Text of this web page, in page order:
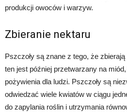
produkcji owoców i warzyw.
Zbieranie nektaru
Pszczoły są znane z tego, że
ten jest później przetwarzany na
pożywienia dla ludzi. Pszczoły są
odwiedzać wiele kwiatów w ciągu
do zapylania roślin i utrzymania